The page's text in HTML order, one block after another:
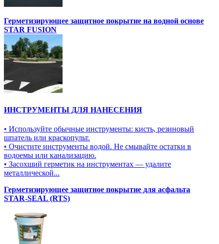
Герметизирующее защитное покрытие на водной основе
STAR FUSION
ИНСТРУМЕНТЫ ДЛЯ НАНЕСЕНИЯ
• Используйте обычные инструменты: кисть, резиновый
шпатель или краскопульт.
• Очистите инструменты водой. Не смывайте остатки в
водоемы или канализацию.
• Засохший герметик на инструментах — удалите
металлической...
Герметизирующее защитное покрытие для асфальта
STAR-SEAL (RTS)